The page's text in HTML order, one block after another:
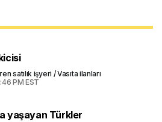
satılık işyeri / Vasıta ilanları
PM EST
yaşayan Türkler